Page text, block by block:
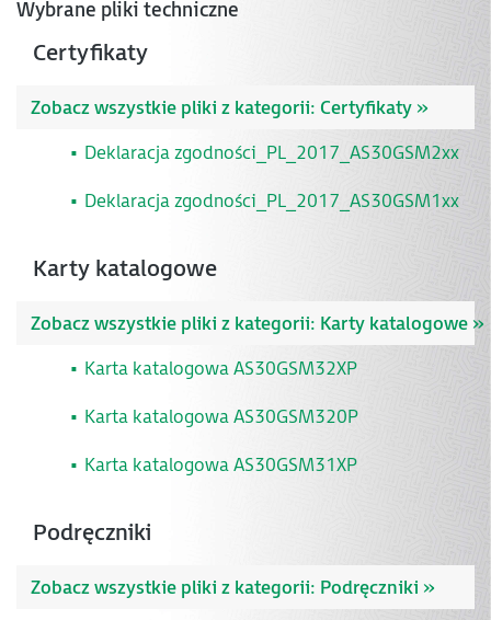
Wybrane pliki techniczne
Certyfikaty
Zobacz wszystkie pliki z kategorii: Certyfikaty »
Deklaracja zgodności_PL_2017_AS30GSM2xx
Deklaracja zgodności_PL_2017_AS30GSM1xx
Karty katalogowe
Zobacz wszystkie pliki z kategorii: Karty katalogowe »
Karta katalogowa AS30GSM32XP
Karta katalogowa AS30GSM320P
Karta katalogowa AS30GSM31XP
Podręczniki
Zobacz wszystkie pliki z kategorii: Podręczniki »